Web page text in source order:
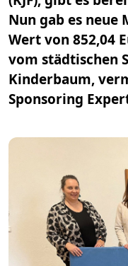
Nun gab es
Wert von 852,04
vom städtischen
Kinderbaum,
Sponsoring